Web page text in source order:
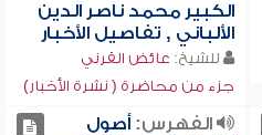
الكبير محمد ناصر الدين
الألباني , تفاصيل الأخبار
للشيخ: عائض القرني
جزء من محاضرة ( نشرة الأخبار)
الفهرس:أصول